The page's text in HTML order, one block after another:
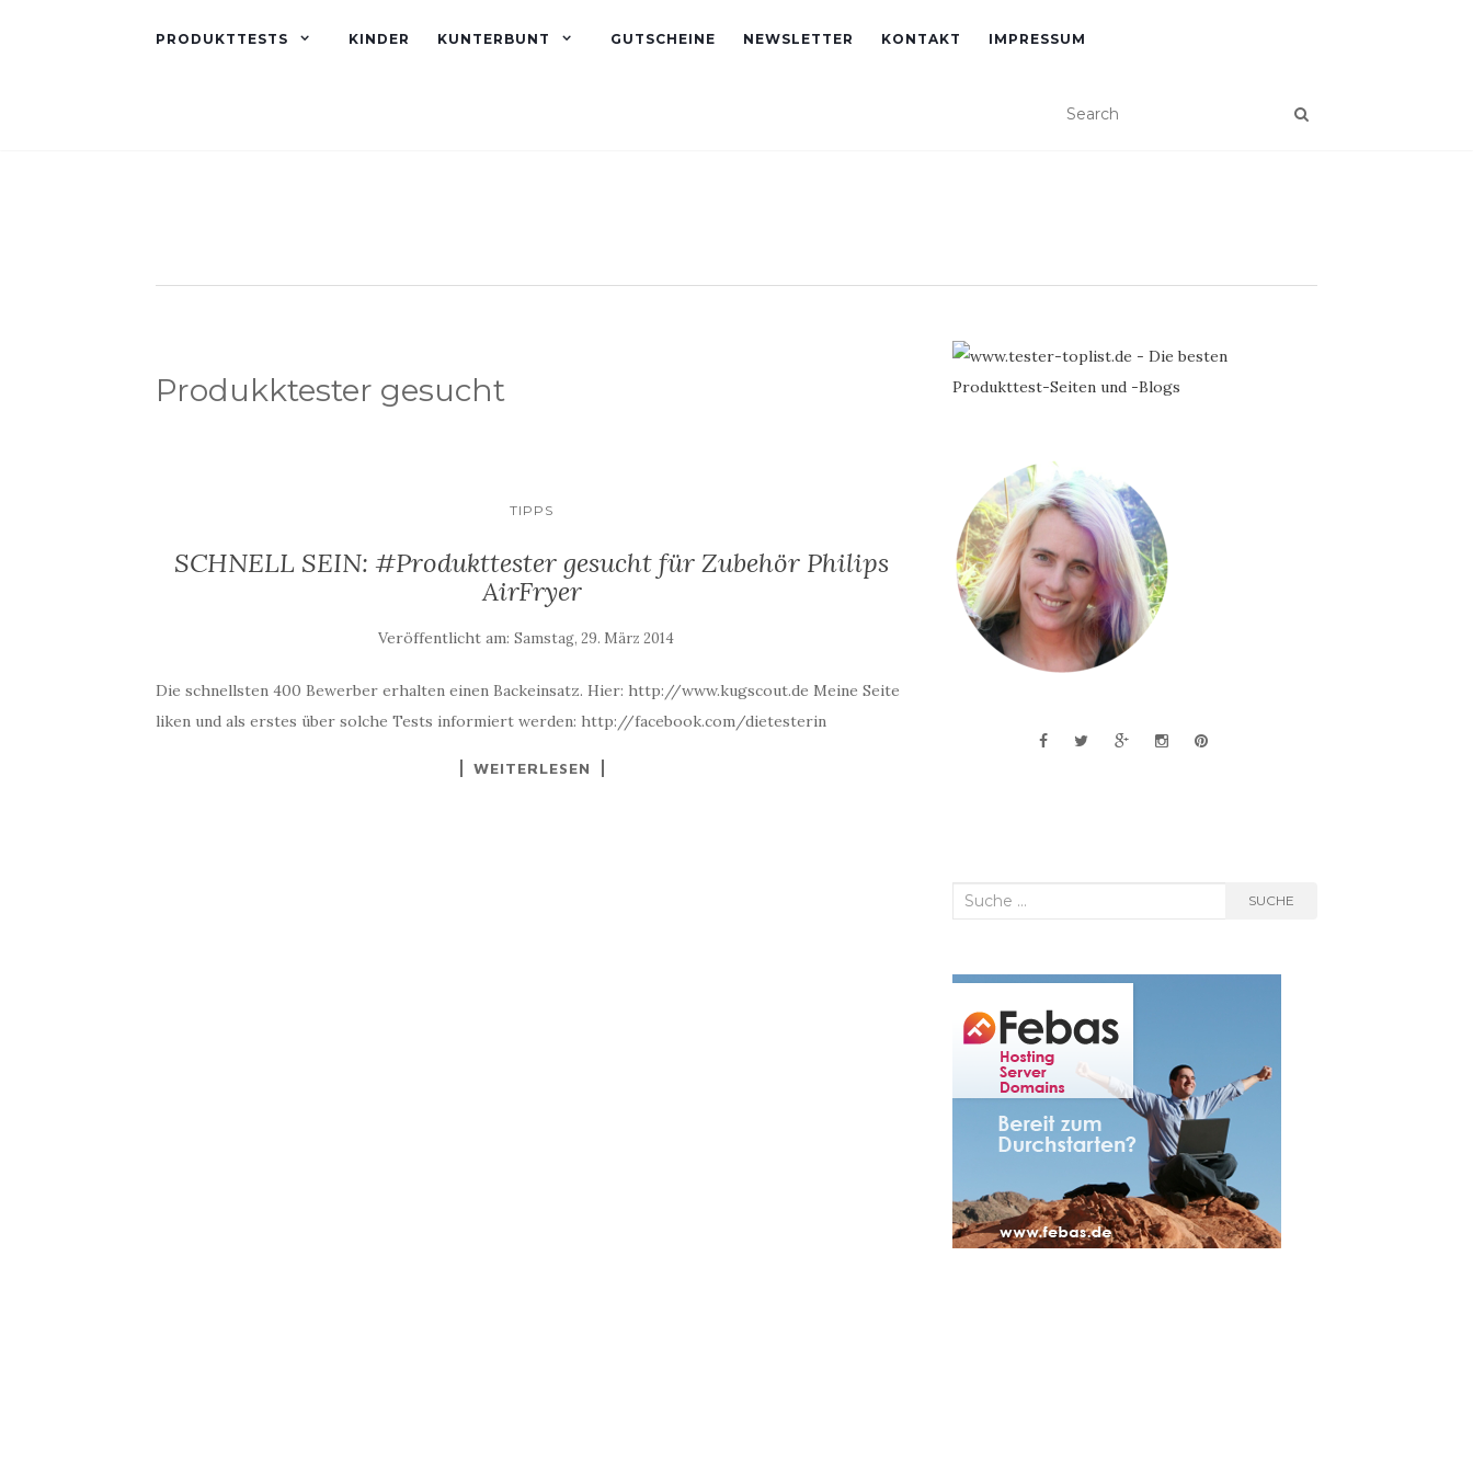
PRODUKTTESTS KINDER KUNTERBUNT GUTSCHEINE NEWSLETTER KONTAKT IMPRESSUM
Produkktester gesucht
TIPPS
SCHNELL SEIN: #Produkttester gesucht für Zubehör Philips
AirFryer
Veröffentlicht am:Samstag, 29. März 2014
Die schnellsten 400 Bewerber erhalten einen Backeinsatz. Hier: http://www.kugscout.de Meine Seite
liken und als erstes über solche Tests informiert werden: http://facebook.com/dietesterin
WEITERLESEN
Suche
SUCHE